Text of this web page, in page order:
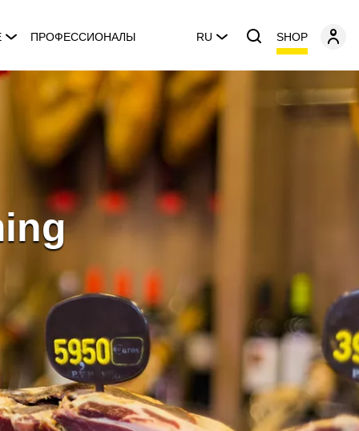
ПРОФЕССИОНАЛЫ RU SHOP